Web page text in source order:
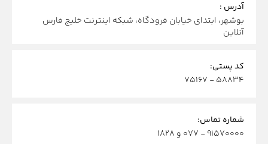
آدرس :
بوشهر، ابتدای خیابان فرودگاه، شبکه اینترنت خلیج فارس
آنلاین
کد پستی:
۵۸۸۳۴ - ۷۵۱۶۷
شماره تماس:
۹۱۵۷۰۰۰۰ - ۰۷۷
و ۱۸۲۸